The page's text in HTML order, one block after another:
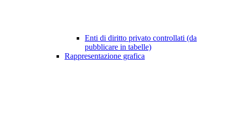
Enti di diritto privato controllati (da
pubblicare in tabelle)
Rappresentazione grafica